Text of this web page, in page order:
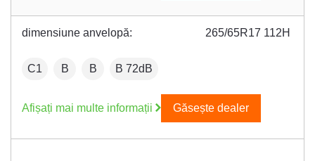
dimensiune anvelopă: 265/65R17 112H
:C1 Fuel efficiency:
B Wet grip:
B :B 72dB
Afișați mai multe informații Găsește dealer